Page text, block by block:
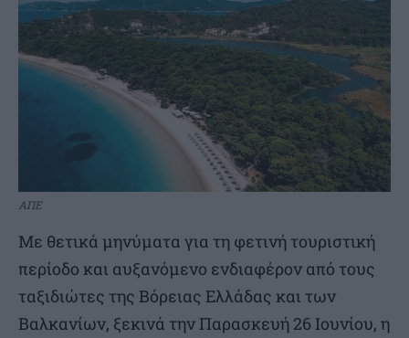
ΑΠΕ
Με θετικά μηνύματα για τη φετινή τουριστική
περίοδο και αυξανόμενο ενδιαφέρον από τους
ταξιδιώτες της Βόρειας Ελλάδας και των
Βαλκανίων, ξεκινά την Παρασκευή 26 Ιουνίου, η